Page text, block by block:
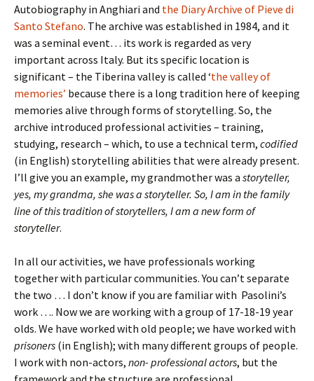
Autobiography in Anghiari and the Diary Archive of Pieve di
Santo Stefano. The archive was established in 1984, and it
was a seminal event… its work is regarded as very
important across Italy. But its specific location is
significant – the Tiberina valley is called ‘the valley of
memories’ because there is a long tradition here of keeping
memories alive through forms of storytelling. So, the
archive introduced professional activities – training,
studying, research – which, to use a technical term, codified
(in English) storytelling abilities that were already present.
I’ll give you an example, my grandmother was a storyteller,
yes, my grandma, she was a storyteller. So, I am in the family
line of this tradition of storytellers, I am a new form of
storyteller.
In all our activities, we have professionals working
together with particular communities. You can’t separate
the two … I don’t know if you are familiar with Pasolini’s
work …. Now we are working with a group of 17-18-19 year
olds. We have worked with old people; we have worked with
prisoners (in English); with many different groups of people.
I work with non-actors, non- professional actors, but the